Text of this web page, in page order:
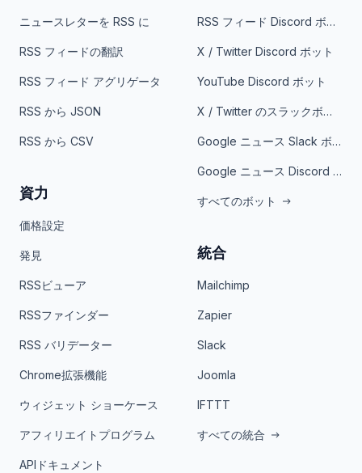
ニュースレターを RSS に
RSS フィードの翻訳
RSS フィード アグリゲータ
RSS から JSON
RSS から CSV
資力
価格設定
発見
RSSビューア
RSSファインダー
RSS バリデーター
Chrome拡張機能
ウィジェット ショーケース
アフィリエイトプログラム
APIドキュメント
RSS フィード Discord ボット
X / Twitter Discord ボット
YouTube Discord ボット
X / Twitter のスラックボット
Google ニュース Slack ボット
Google ニュース Discord ボット
すべてのボット
統合
Mailchimp
Zapier
Slack
Joomla
IFTTT
すべての統合